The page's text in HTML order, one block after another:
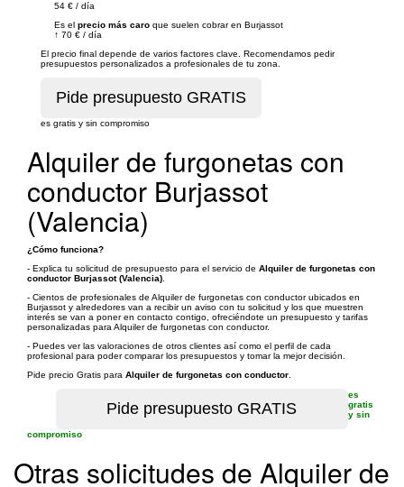
54 € / día
Es el precio más caro que suelen cobrar en Burjassot
↑ 70 € / día
El precio final depende de varios factores clave. Recomendamos pedir
presupuestos personalizados a profesionales de tu zona.
es gratis y sin compromiso
Alquiler de furgonetas con
conductor Burjassot
(Valencia)
¿Cómo funciona?
- Explica tu solicitud de presupuesto para el servicio de Alquiler de furgonetas con
conductor Burjassot (Valencia)
- Cientos de profesionales de Alquiler de furgonetas con conductor ubicados en
Burjassot y alrededores van a recibir un aviso con tu solicitud y los que muestren
interés se van a poner en contacto contigo, ofreciéndote un presupuesto y tarifas
personalizadas para Alquiler de furgonetas con conductor.
- Puedes ver las valoraciones de otros clientes así como el perfil de cada
profesional para poder comparar los presupuestos y tomar la mejor decisión.
Pide precio Gratis para Alquiler de furgonetas con conductor
es
gratis
y sin
compromiso
Otras solicitudes de Alquiler de